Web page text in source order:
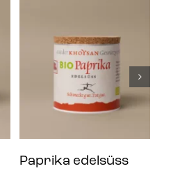
Paprika edelsüss